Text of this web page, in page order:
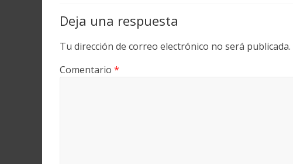
Deja una respuesta
Tu dirección de correo electrónico no será publicada.
Comentario *